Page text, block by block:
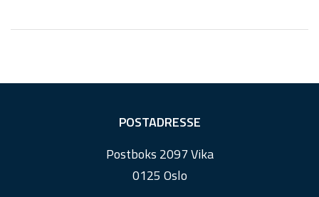
POSTADRESSE
Postboks 2097 Vika
0125 Oslo